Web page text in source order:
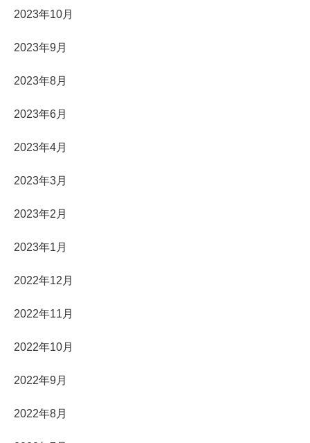
2023年10月
2023年9月
2023年8月
2023年6月
2023年4月
2023年3月
2023年2月
2023年1月
2022年12月
2022年11月
2022年10月
2022年9月
2022年8月